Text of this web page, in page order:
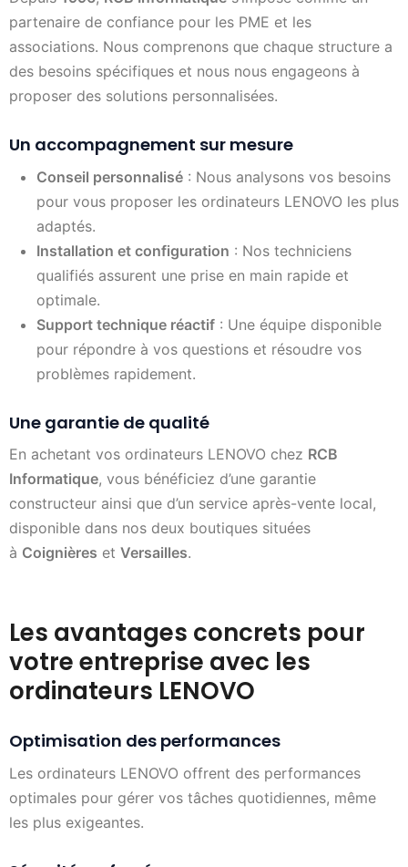
partenaire de confiance pour les PME et les
associations. Nous comprenons que chaque structure a
des besoins spécifiques et nous nous engageons à
proposer des solutions personnalisées.
Un accompagnement sur mesure
Conseil personnalisé : Nous analysons vos besoins
pour vous proposer les ordinateurs LENOVO les plus
adaptés.
Installation et configuration : Nos techniciens
qualifiés assurent une prise en main rapide et
optimale.
Support technique réactif : Une équipe disponible
pour répondre à vos questions et résoudre vos
problèmes rapidement.
Une garantie de qualité
En achetant vos ordinateurs LENOVO chez RCB
Informatique, vous bénéficiez d’une garantie
constructeur ainsi que d’un service après-vente local,
disponible dans nos deux boutiques situées
à Coignières et Versailles.
Les avantages concrets pour
votre entreprise avec les
ordinateurs LENOVO
Optimisation des performances
Les ordinateurs LENOVO offrent des performances
optimales pour gérer vos tâches quotidiennes, même
les plus exigeantes.